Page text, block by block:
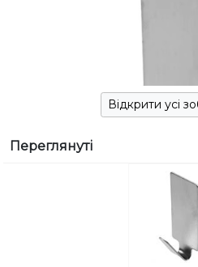
Відкрити усі
Переглянуті